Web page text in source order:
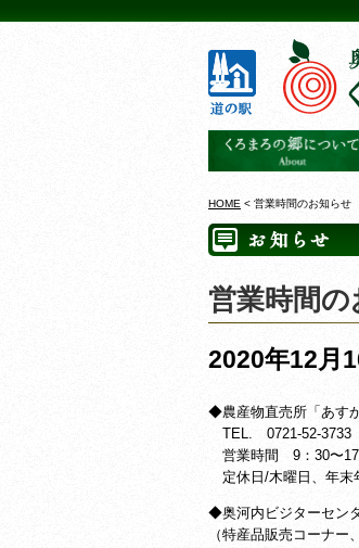
HOME < 営業時間のお知らせ
営業時間
2020年12月
◆農産物直売所「あす
TEL. 0721-52-3733
営業時間 9：30〜17
定休日/木曜日、年末
◆奥河内ビジターセン
（特産品販売コーナー